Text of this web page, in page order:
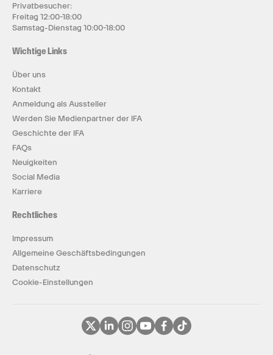
Privatbesucher:
Freitag 12:00-18:00
Samstag-Dienstag 10:00-18:00
Wichtige Links
Über uns
Kontakt
Anmeldung als Aussteller
Werden Sie Medienpartner der IFA
Geschichte der IFA
FAQs
Neuigkeiten
Social Media
Karriere
Rechtliches
Impressum
Allgemeine Geschäftsbedingungen
Datenschutz
Cookie-Einstellungen